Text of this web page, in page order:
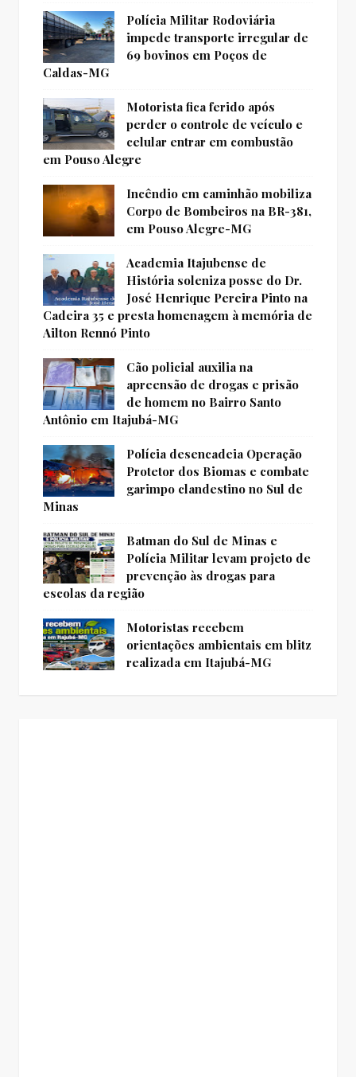
Polícia Militar Rodoviária
impede transporte irregular de
69 bovinos em Poços de
Caldas-MG
Motorista fica ferido após
perder o controle de veículo e
celular entrar em combustão
em Pouso Alegre
Incêndio em caminhão mobiliza
Corpo de Bombeiros na BR-381,
em Pouso Alegre-MG
Academia Itajubense de
História soleniza posse do Dr.
José Henrique Pereira Pinto na
Cadeira 35 e presta homenagem à memória de
Ailton Rennó Pinto
Cão policial auxilia na
apreensão de drogas e prisão
de homem no Bairro Santo
Antônio em Itajubá-MG
Polícia desencadeia Operação
Protetor dos Biomas e combate
garimpo clandestino no Sul de
Minas
Batman do Sul de Minas e
Polícia Militar levam projeto de
prevenção às drogas para
escolas da região
Motoristas recebem
orientações ambientais em blitz
realizada em Itajubá-MG